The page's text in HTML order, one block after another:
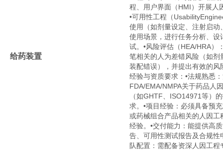
给药装置
程、用户界面（HMI）开展人
•可用性工程（
使用（如剂量设定、注射启动
使用场景，进行任务分析、设
试。•风险评估（HEA/HRA）
笔相关的人为差错风险（如剂
装配错误），并提出有效的风
经验与资质要求：•法规熟悉
FDA/EMA/NMPA关于药品人
（如GHTF、ISO14971等）
求。•项目经验：必须具备预
或药械组合产品相关的人因工
经验。•交付能力：能提供高
告、可用性测试报告及合规性
队配置：需配备资深人因工程